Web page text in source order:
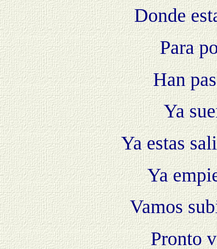
Donde
Para
Han
Ya
Ya estas
Ya
Vamos
Pronto